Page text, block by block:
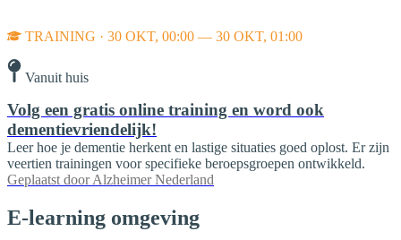
TRAINING · 30 OKT, 00:00 — 30 OKT, 01:00
Vanuit huis
Volg een gratis online training en word ook
dementievriendelijk!
Leer hoe je dementie herkent en lastige situaties goed oplost. Er zijn
veertien trainingen voor specifieke beroepsgroepen ontwikkeld.
Geplaatst door Alzheimer Nederland
E-learning omgeving